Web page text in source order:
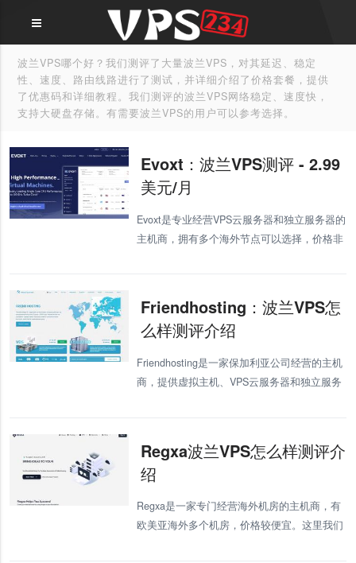
波兰VPS哪个好？我们测评了大量波兰VPS，对其延迟、稳定
性、速度、路由线路进行了测试，并详细介绍了价格套餐，提供
了优惠码和详细教程。我们测评的波兰VPS网络稳定、速度快，
支持大硬盘存储。有需要波兰VPS的用户可以参考选择。
Evoxt：波兰VPS测评 - 2.99
美元/月
Evoxt是专业经营VPS云服务器和独立服务器的
主机商，拥有多个海外节点可以选择，价格非
Friendhosting：波兰VPS怎
么样测评介绍
Friendhosting是一家保加利亚公司经营的主机
商，提供虚拟主机、VPS云服务器和独立服务
Regxa波兰VPS怎么样测评介
绍
Regxa是一家专门经营海外机房的主机商，有
欧美亚海外多个机房，价格较便宜。这里我们